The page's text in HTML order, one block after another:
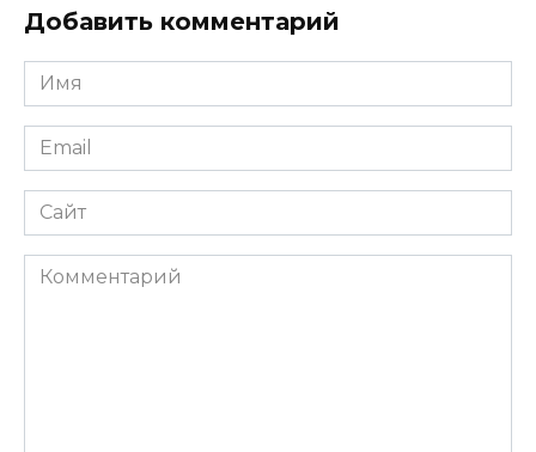
Добавить комментарий
Имя
*
Email
*
Сайт
Комментарий